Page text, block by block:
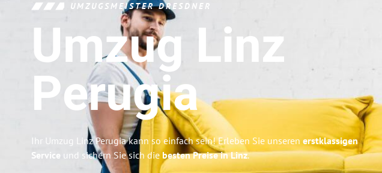
UMZUGSMEISTER DRESDNER
Umzug Linz
Perugia
Ihr Umzug Linz Perugia kann so einfach sein! Erleben Sie unseren erstklassigen
Service und sichern Sie sich die besten Preise in Linz.